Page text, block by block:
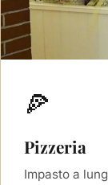
🍕
Pizzeria
Impasto a